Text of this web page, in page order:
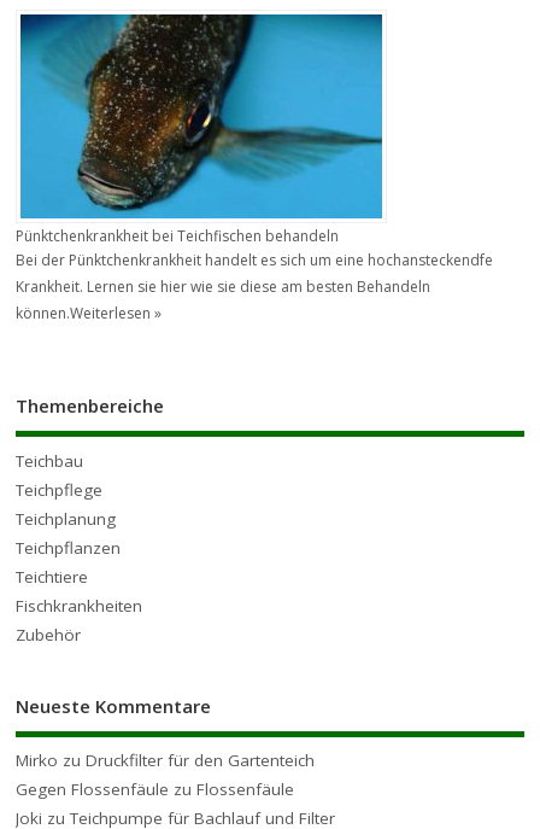
Pünktchenkrankheit bei Teichfischen behandeln
Bei der Pünktchenkrankheit handelt es sich um eine hochansteckendfe
Krankheit. Lernen sie hier wie sie diese am besten Behandeln
können.Weiterlesen »
Themenbereiche
Teichbau
Teichpflege
Teichplanung
Teichpflanzen
Teichtiere
Fischkrankheiten
Zubehör
Neueste Kommentare
Mirko zuDruckfilter für den Gartenteich
Gegen Flossenfäule zuFlossenfäule
Joki zuTeichpumpe für Bachlauf und Filter